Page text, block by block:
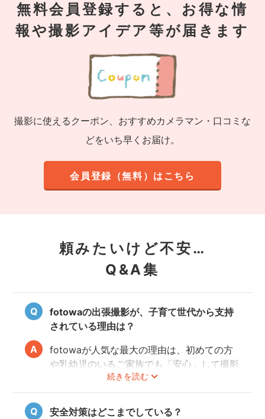
無料会員登録すると、お得な情
報や撮影アイデア等が届きます
撮影に使えるクーポン、おすすめカメラマン・口コミな
どをいち早くお届け。
会員登録（無料）はこちら
頼みたいけど不安…
Q&A集
fotowaの出張撮影が、子育て世代から支持
されている理由は？
続きを読む
fotowaが人気な最大の理由は、初めての方
や乳幼児のいるご家族でも「安心」して撮影
を楽しんでいただけることです。
厳しい審査を通過した、赤ちゃん・子どもの
扱いに慣れているパパ・ママ世代のカメラマ
安全対策はどこまでしている？